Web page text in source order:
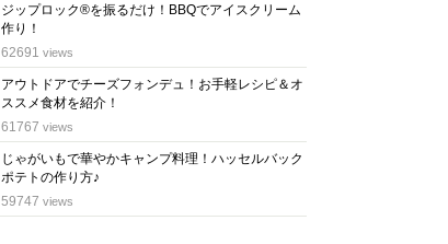
ジップロック®を振るだけ！BBQでアイスクリーム
作り！
62691 views
アウトドアでチーズフォンデュ！お手軽レシピ＆オ
ススメ食材を紹介！
61767 views
じゃがいもで華やかキャンプ料理！ハッセルバック
ポテトの作り方♪
59747 views